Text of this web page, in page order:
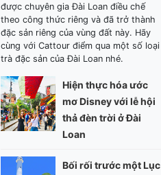
được chuyên gia Đài Loan điều chế
theo công thức riêng và đã trở thành
đặc sản riêng của vùng đất này. Hãy
cùng với Cattour điểm qua một số loại
trà đặc sản của Đài Loan nhé.
Hiện thực hóa ước
mơ Disney với lễ hội
thả đèn trời ở Đài
Loan
Bối rối trước một Lục